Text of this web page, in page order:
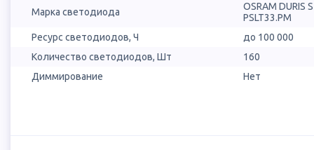
Марка светодиода
OSRAM DURIS
PSLT33.PM
Ресурс светодиодов, Ч
до 100 000
Количество светодиодов, Шт
160
Диммирование
Нет